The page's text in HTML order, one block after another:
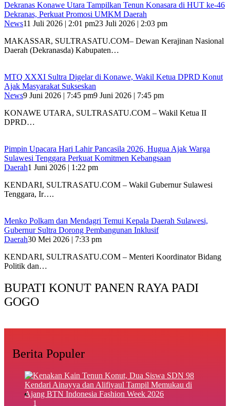
Dekranas Konawe Utara Tampilkan Tenun Konasara di HUT ke-46
Dekranas, Perkuat Promosi UMKM Daerah
News11 Juli 2026 | 2:01 pm23 Juli 2026 | 2:03 pm
MAKASSAR, SULTRASATU.COM– Dewan Kerajinan Nasional
Daerah (Dekranasda) Kabupaten…
MTQ XXXI Sultra Digelar di Konawe, Wakil Ketua DPRD Konut
Ajak Masyarakat Sukseskan
News9 Juni 2026 | 7:45 pm9 Juni 2026 | 7:45 pm
KONAWE UTARA, SULTRASATU.COM – Wakil Ketua II
DPRD…
Pimpin Upacara Hari Lahir Pancasila 2026, Hugua Ajak Warga
Sulawesi Tenggara Perkuat Komitmen Kebangsaan
Daerah1 Juni 2026 | 1:22 pm
KENDARI, SULTRASATU.COM – Wakil Gubernur Sulawesi
Tenggara, Ir….
Menko Polkam dan Mendagri Temui Kepala Daerah Sulawesi,
Gubernur Sultra Dorong Pembangunan Inklusif
Daerah30 Mei 2026 | 7:33 pm
KENDARI, SULTRASATU.COM – Menteri Koordinator Bidang
Politik dan…
BUPATI KONUT PANEN RAYA PADI
GOGO
Berita Populer
1